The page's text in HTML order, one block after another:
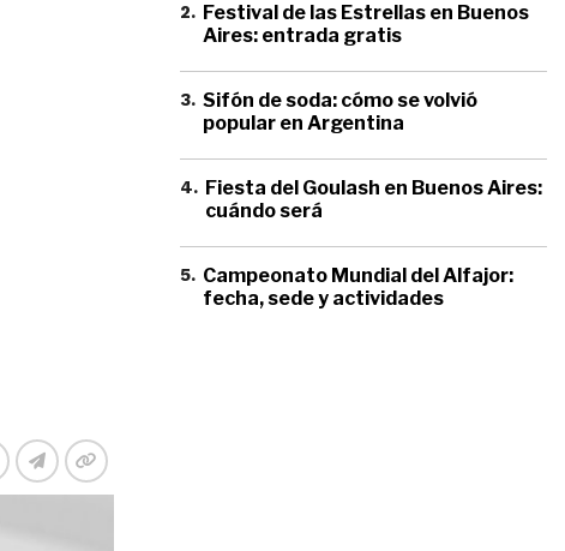
2. Festival de las Estrellas en Buenos
Aires: entrada gratis
3. Sifón de soda: cómo se volvió
popular en Argentina
4. Fiesta del Goulash en Buenos Aires:
cuándo será
5. Campeonato Mundial del Alfajor:
fecha, sede y actividades